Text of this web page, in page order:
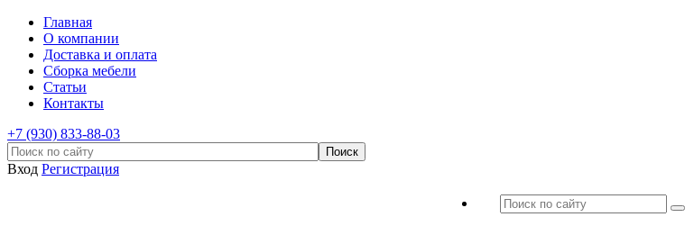
Главная
О компании
Доставка и оплата
Сборка мебели
Статьи
Контакты
+7 (930) 833-88-03
Вход Регистрация